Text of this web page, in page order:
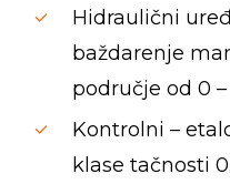
Hidraulični
baždarenje
područje od 0
Kontrolni –
klase tačnosti